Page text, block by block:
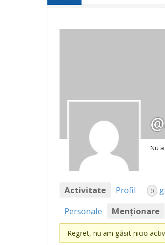
Nu
Activitate Profil 0
Personale
Menționare
Regret, nu am găsit nicio